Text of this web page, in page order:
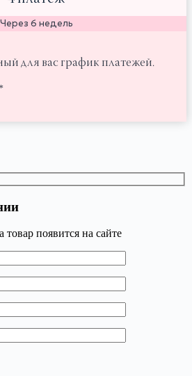
Через 6 недель
для вас график платежей.
появится на сайте